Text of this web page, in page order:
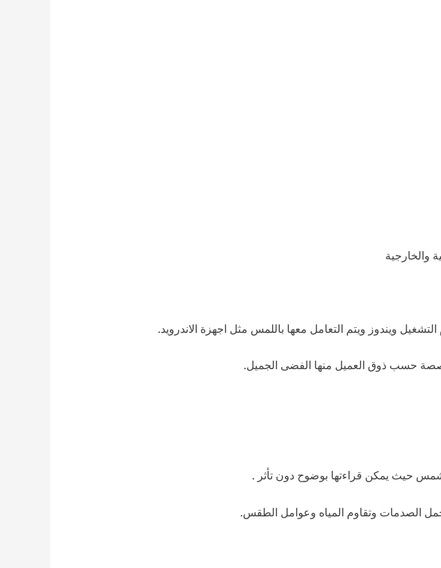
والخارجية
ويندوز ويتم التعامل معها باللمس مثل اجهزة الاندرويد.
حسب ذوق العميل منها الفضى الجميل.
حيث يمكن قراءتها بوضوح دون تأثر .
الصدمات وتقاوم المياه وعوامل الطقس.